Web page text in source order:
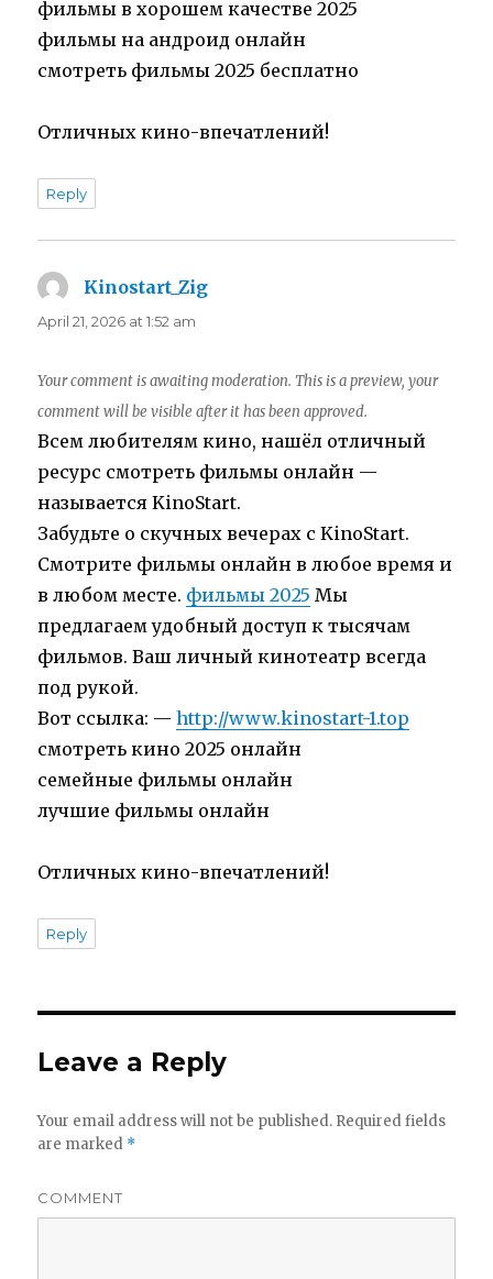
фильмы в хорошем качестве 2025
фильмы на андроид онлайн
смотреть фильмы 2025 бесплатно
Отличных кино-впечатлений!
Reply
Kinostart_Zig
April 21, 2026 at 1:52 am
Your comment is awaiting moderation. This is a preview, your
comment will be visible after it has been approved.
Всем любителям кино, нашёл отличный
ресурс смотреть фильмы онлайн —
называется KinoStart.
Забудьте о скучных вечерах с KinoStart.
Смотрите фильмы онлайн в любое время и
в любом месте. фильмы 2025 Мы
предлагаем удобный доступ к тысячам
фильмов. Ваш личный кинотеатр всегда
под рукой.
Вот ссылка: —http://www.kinostart-1.top
смотреть кино 2025 онлайн
семейные фильмы онлайн
лучшие фильмы онлайн
Отличных кино-впечатлений!
Reply
Leave a Reply
Your email address will not be published. Required fields
are marked *
COMMENT